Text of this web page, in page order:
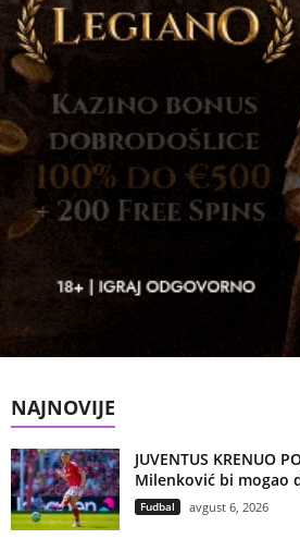
NAJNOVIJE
JUVENTUS KRENUO
Milenković bi mogao
Fudbal avgust 6, 2026